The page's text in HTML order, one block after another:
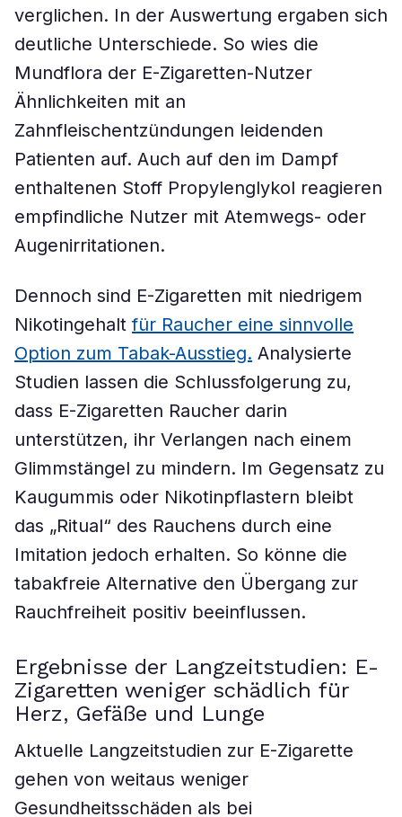
verglichen. In der Auswertung ergaben sich
deutliche Unterschiede. So wies die
Mundflora der E-Zigaretten-Nutzer
Ähnlichkeiten mit an
Zahnfleischentzündungen leidenden
Patienten auf. Auch auf den im Dampf
enthaltenen Stoff Propylenglykol reagieren
empfindliche Nutzer mit Atemwegs- oder
Augenirritationen.
Dennoch sind E-Zigaretten mit niedrigem
Nikotingehaltfür Raucher eine sinnvolle
Option zum Tabak-Ausstieg. Analysierte
Studien lassen die Schlussfolgerung zu,
dass E-Zigaretten Raucher darin
unterstützen, ihr Verlangen nach einem
Glimmstängel zu mindern. Im Gegensatz zu
Kaugummis oder Nikotinpflastern bleibt
das „Ritual“ des Rauchens durch eine
Imitation jedoch erhalten. So könne die
tabakfreie Alternative den Übergang zur
Rauchfreiheit positiv beeinflussen.
Ergebnisse der Langzeitstudien: E-
Zigaretten weniger schädlich für
Herz, Gefäße und Lunge
Aktuelle Langzeitstudien zur E-Zigarette
gehen von weitaus weniger
Gesundheitsschäden als bei